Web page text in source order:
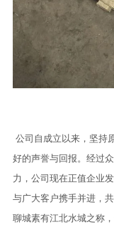
公司自成立以来，坚持
好的声誉与回报。经过
力，公司现在正值企业
与广大客户携手并进，共
聊城素有江北水城之称